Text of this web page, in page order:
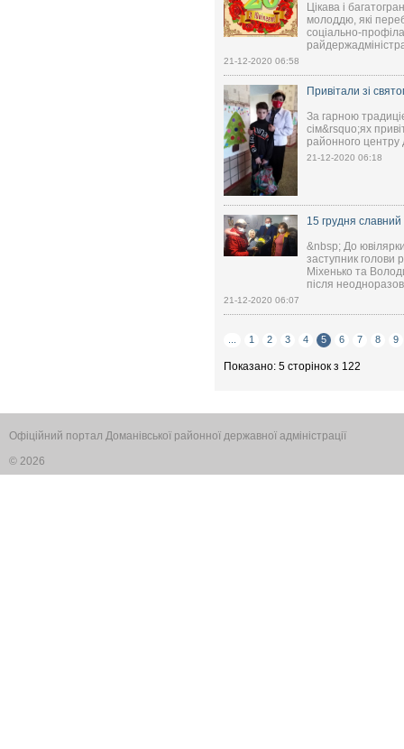
Цікава і
молоддю, які
соціально-
21-12-2020 06:58
Привітали зі
За гарною
сім&rsquo;ях
районного центру
21-12-2020 06:18
15 грудня
&nbsp; До
заступник голови
Міхенько та
після
21-12-2020 06:07
1 2 3 4 5 6 7 8 9
Показано: 5 сторінок з 122
Офіційний портал Доманівської районної державної адміністрації
© 2026